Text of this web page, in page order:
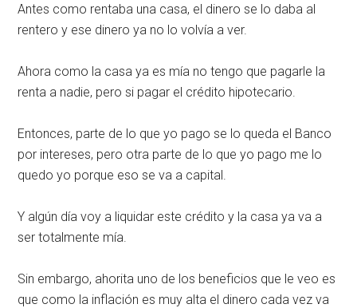
Antes como rentaba una casa, el dinero se lo daba al
rentero y ese dinero ya no lo volvía a ver.
Ahora como la casa ya es mía no tengo que pagarle la
renta a nadie, pero si pagar el crédito hipotecario.
Entonces, parte de lo que yo pago se lo queda el Banco
por intereses, pero otra parte de lo que yo pago me lo
quedo yo porque eso se va a capital.
Y algún día voy a liquidar este crédito y la casa ya va a
ser totalmente mía.
Sin embargo, ahorita uno de los beneficios que le veo es
que como la inflación es muy alta el dinero cada vez va